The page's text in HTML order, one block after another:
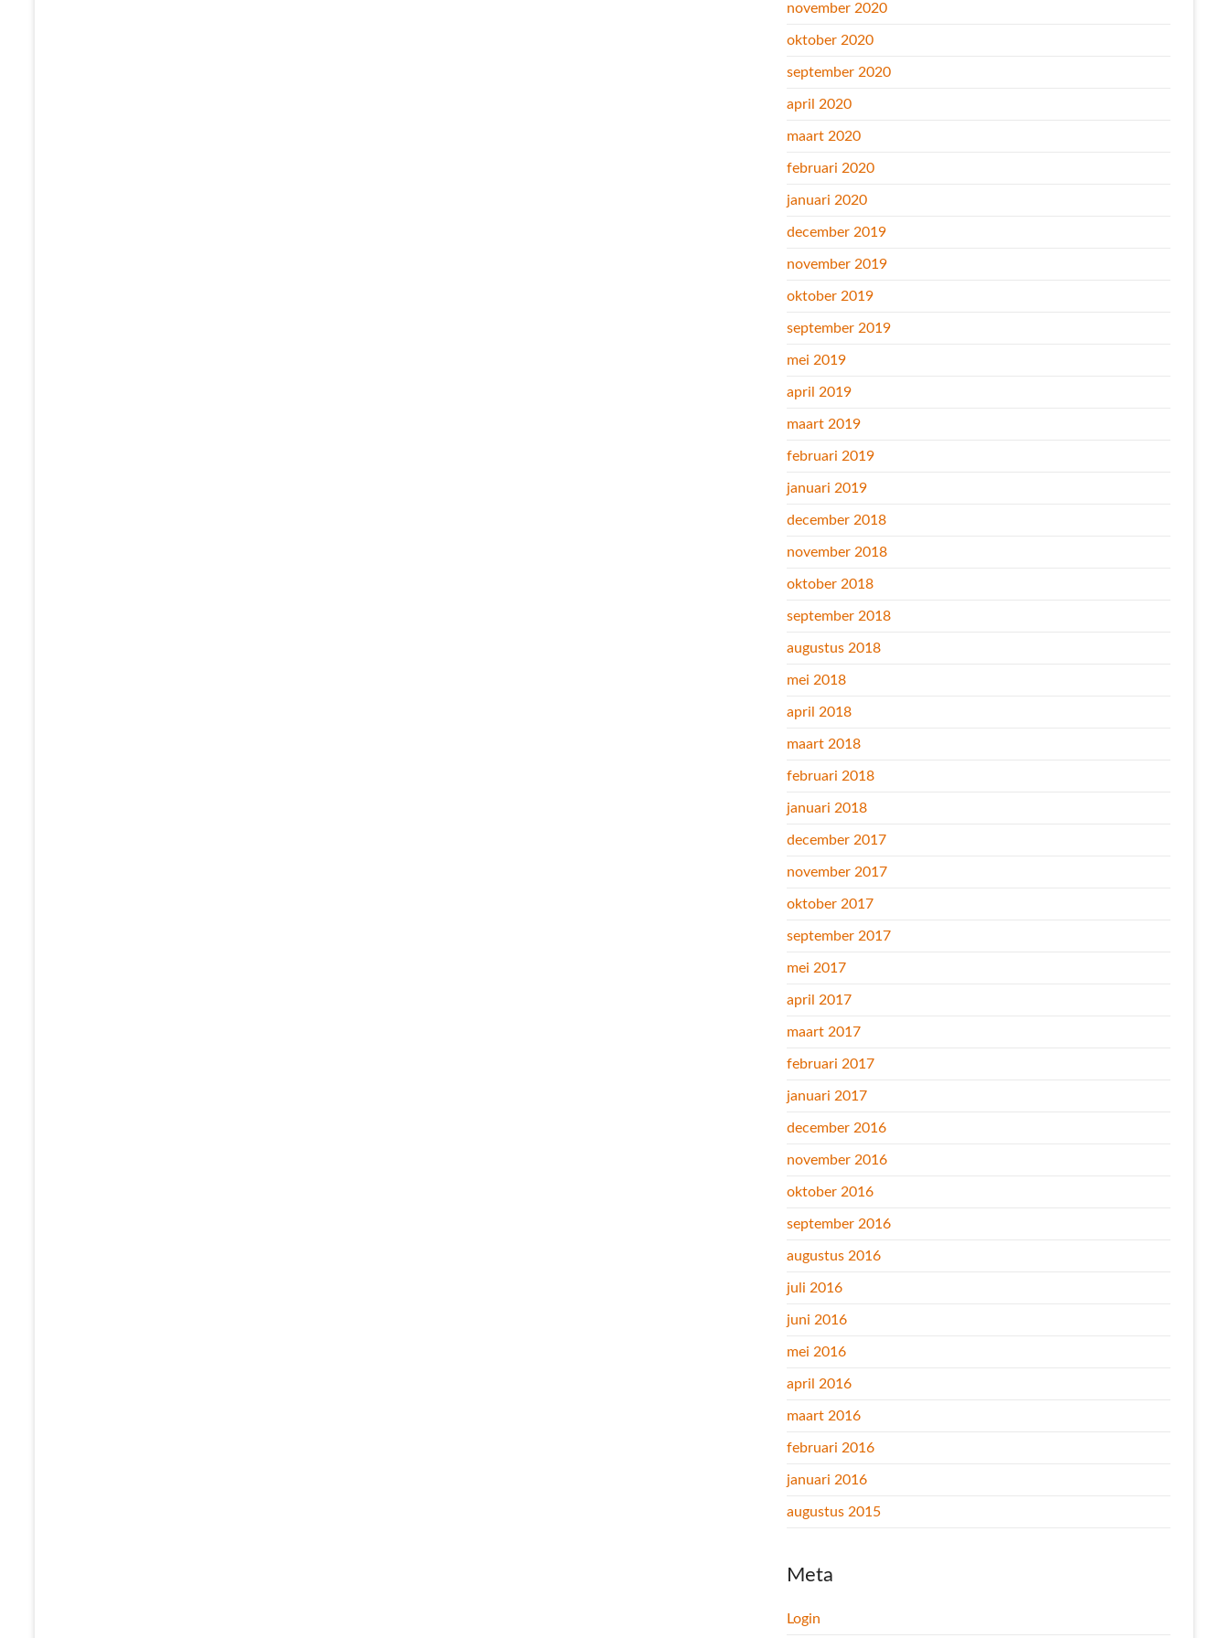
november 2020
oktober 2020
september 2020
april 2020
maart 2020
februari 2020
januari 2020
december 2019
november 2019
oktober 2019
september 2019
mei 2019
april 2019
maart 2019
februari 2019
januari 2019
december 2018
november 2018
oktober 2018
september 2018
augustus 2018
mei 2018
april 2018
maart 2018
februari 2018
januari 2018
december 2017
november 2017
oktober 2017
september 2017
mei 2017
april 2017
maart 2017
februari 2017
januari 2017
december 2016
november 2016
oktober 2016
september 2016
augustus 2016
juli 2016
juni 2016
mei 2016
april 2016
maart 2016
februari 2016
januari 2016
augustus 2015
Meta
Login